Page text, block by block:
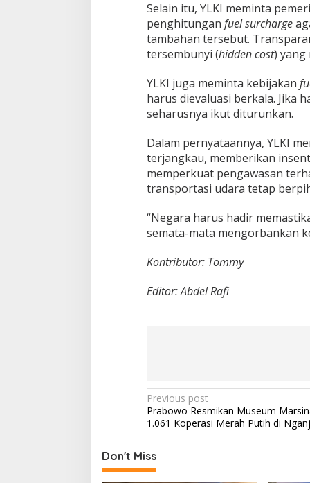
Selain itu, YLKI meminta
penghitungan fuel surcharge
tambahan tersebut.
tersembunyi (hidden cost) yang
YLKI juga meminta kebijakan
harus dievaluasi berkala. Jika
seharusnya ikut diturunkan.
Dalam pernyataannya, YLKI
terjangkau, memberikan
memperkuat pengawasan
transportasi udara tetap
“Negara harus hadir
semata-mata mengorbankan
Kontributor: Tommy
Editor: Abdel Rafi
P
o
t
Previous post
Prabowo Resmikan Museum
1.061 Koperasi Merah Putih di
Don't Miss